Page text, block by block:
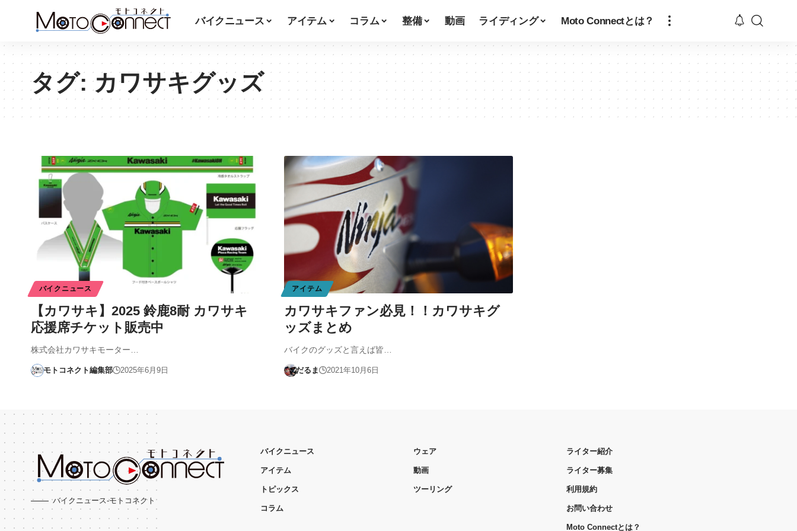
バイクニュース アイテム コラム 整備 動画 ライディング Moto Connectとは？
タグ:カワサキグッズ
バイクニュース
【カワサキ】2025 鈴鹿8耐 カワサキ
応援席チケット販売中
株式会社カワサキモーター…
モトコネクト編集部 2025年6月9日
アイテム
カワサキファン必見！！カワサキグ
ッズまとめ
バイクのグッズと言えば皆…
だるま 2021年10月6日
バイクニュース-モトコネクト
バイクニュース
アイテム
トピックス
コラム
ウェア
動画
ツーリング
ライター紹介
ライター募集
利用規約
お問い合わせ
Moto Connectとは？